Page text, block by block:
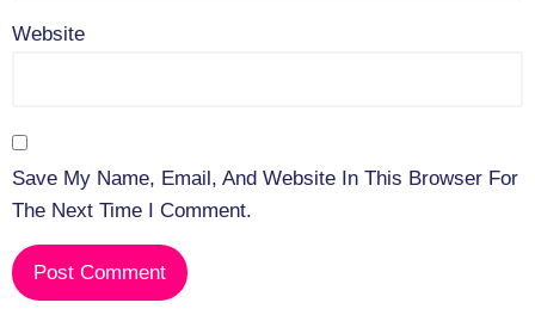
Website
Save My Name, Email, And Website In This Browser For
The Next Time I Comment.